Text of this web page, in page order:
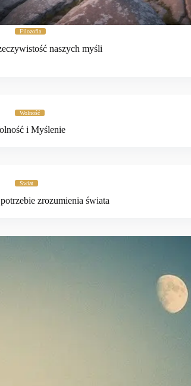
Filozofia
naszych myśli
Wolność
i Myślenie
Świat
zrozumienia świata